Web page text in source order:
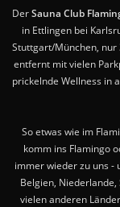
DerSauna Club
in Ettlingen bei
Stuttgart/München, nur
entfernt mit vielen
prickelnde Wellness in
So etwas wie im
komm ins Flamingo
immer wieder zu uns -
Belgien, Niederlande,
vielen anderen